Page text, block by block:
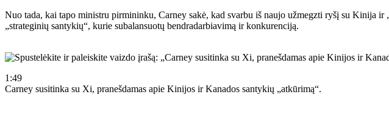
Nuo tada, kai tapo ministru pirmininku, Carney sakė, kad svarbu iš naujo užmegzti ryšį su Kinija
„strateginių santykių“, kurie subalansuotų bendradarbiavimą ir konkurenciją.
1:49
Carney susitinka su Xi, pranešdamas apie Kinijos ir Kanados santykių „atkūrimą“.